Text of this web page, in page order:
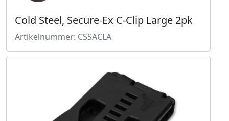
Cold Steel, Secure-Ex C-Clip Large 2pk
Artikelnummer: CSSACLA